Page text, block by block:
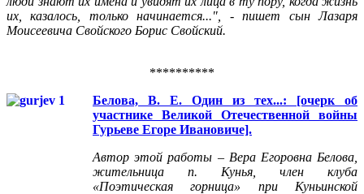
их, казалось, только начинается...", - пишет сын Лазаря
Моисеевича Свойского Борис Свойский.
**********
Белова, В. Е. Один из тех...: [очерк об
участнике Великой Отечественной войны
Гурьеве Егоре Ивановиче].
Автор этой работы – Вера Егоровна Белова,
жительница п. Кунья, член клуба
«Поэтическая горница» при Куньинской